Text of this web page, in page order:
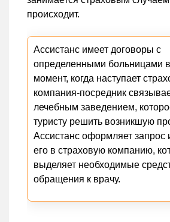
происходит.
Ассистанс имеет договоры с
определенными больницами
момент, когда наступает
компания-посредник
лечебным заведением,
туристу решить возникшую
Ассистанс оформляет запрос
его в страховую компанию,
выделяет необходимые
обращения к врачу.